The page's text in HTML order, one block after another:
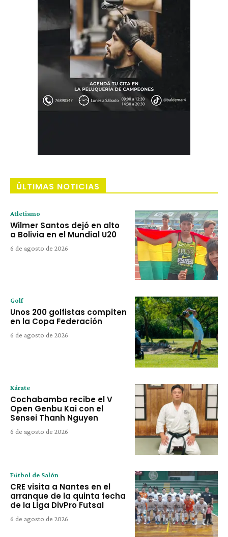
ÚLTIMAS NOTICIAS
Atletismo
Wilmer Santos dejó en alto
a Bolivia en el Mundial U20
6 de agosto de 2026
Golf
Unos 200 golfistas compiten
en la Copa Federación
6 de agosto de 2026
Kárate
Cochabamba recibe el V
Open Genbu Kai con el
Sensei Thanh Nguyen
6 de agosto de 2026
Fútbol de Salón
CRE visita a Nantes en el
arranque de la quinta fecha
de la Liga DivPro Futsal
6 de agosto de 2026